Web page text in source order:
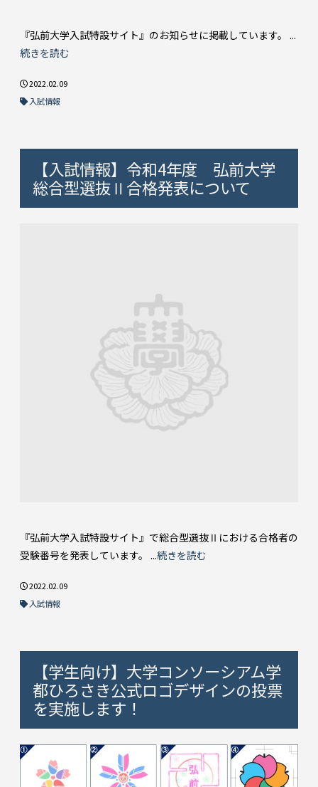
『弘前大学入試特設サイト』のお知らせに掲載しています。 ...
続きを読む
2022.02.09
入試情報
【入試情報】令和4年度 弘前大学
総合型選抜Ⅱ合格発表について
『弘前大学入試特設サイト』で総合型選抜Ⅱにおける合格者の
受験番号を発表しています。 ...続きを読む
2022.02.09
入試情報
【学生向け】大学コンソーシアム学
都ひろさき公式ロゴデザインの投票
を実施します！